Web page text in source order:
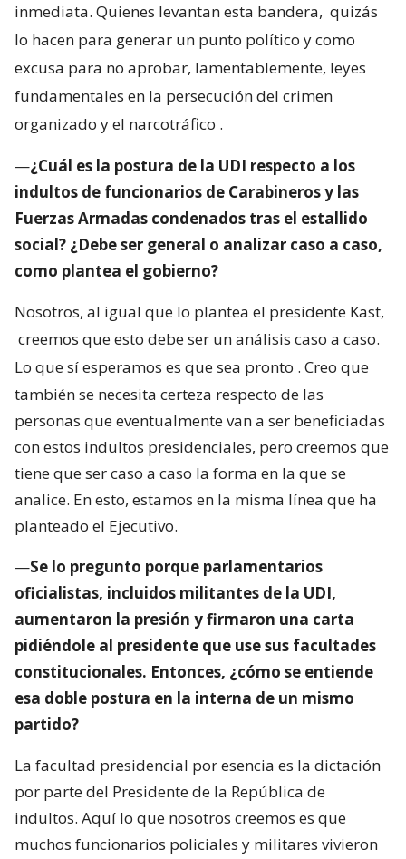
inmediata. Quienes levantan esta bandera, quizás
lo hacen para generar un punto político y como
excusa para no aprobar, lamentablemente, leyes
fundamentales en la persecución del crimen
organizado y el narcotráfico .
—¿Cuál es la postura de la UDI respecto a los
indultos de funcionarios de Carabineros y las
Fuerzas Armadas condenados tras el estallido
social? ¿Debe ser general o analizar caso a caso,
como plantea el gobierno?
Nosotros, al igual que lo plantea el presidente Kast,
creemos que esto debe ser un análisis caso a caso.
Lo que sí esperamos es que sea pronto . Creo que
también se necesita certeza respecto de las
personas que eventualmente van a ser beneficiadas
con estos indultos presidenciales, pero creemos que
tiene que ser caso a caso la forma en la que se
analice. En esto, estamos en la misma línea que ha
planteado el Ejecutivo.
—Se lo pregunto porque parlamentarios
oficialistas, incluidos militantes de la UDI,
aumentaron la presión y firmaron una carta
pidiéndole al presidente que use sus facultades
constitucionales. Entonces, ¿cómo se entiende
esa doble postura en la interna de un mismo
partido?
La facultad presidencial por esencia es la dictación
por parte del Presidente de la República de
indultos. Aquí lo que nosotros creemos es que
muchos funcionarios policiales y militares vivieron